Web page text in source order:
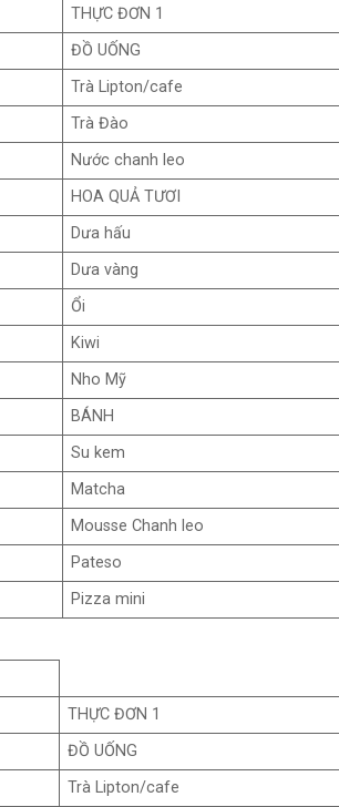
THỰC ĐƠN 1
ĐỒ UỐNG
Trà Lipton/cafe
Trà Đào
Nước chanh leo
HOA QUẢ TƯƠI
Dưa hấu
Dưa vàng
Ổi
Kiwi
Nho Mỹ
BÁNH
Su kem
Matcha
Mousse Chanh leo
Pateso
Pizza mini
THỰC ĐƠN 1
ĐỒ UỐNG
Trà Lipton/cafe